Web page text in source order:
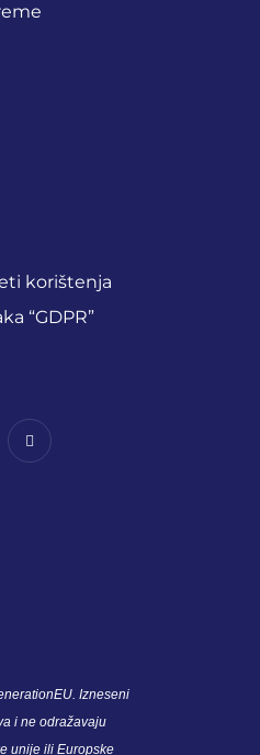
korištenja
“GDPR”
Izneseni
i ne odražavaju
unije ili Europske